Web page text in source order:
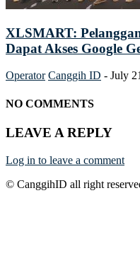
XLSMART:
Dapat Akses Google
Operator Canggih ID - July
NO COMMENTS
LEAVE A REPLY
Log in to leave a comment
© CanggihID all right